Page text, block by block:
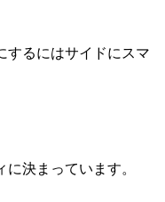
するにはサイドにスマ
決まっています。